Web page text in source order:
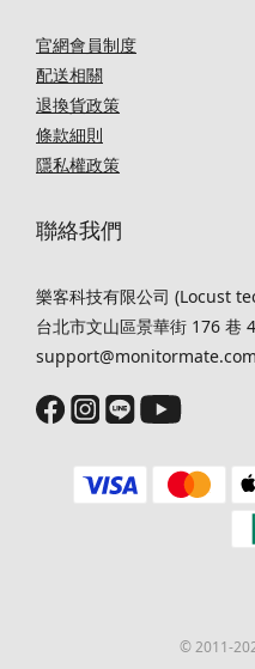
官網會員制度
配送相關
退換貨政策
條款細則
隱私權政策
聯絡我們
樂客科技有限公司 (Locust
台北市文山區景華街 176 巷
© 2011-